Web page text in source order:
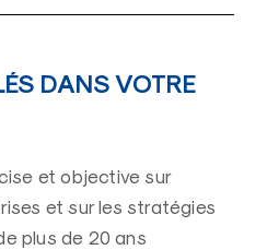
DANS VOTRE
et objective sur
et sur les stratégies
plus de 20 ans